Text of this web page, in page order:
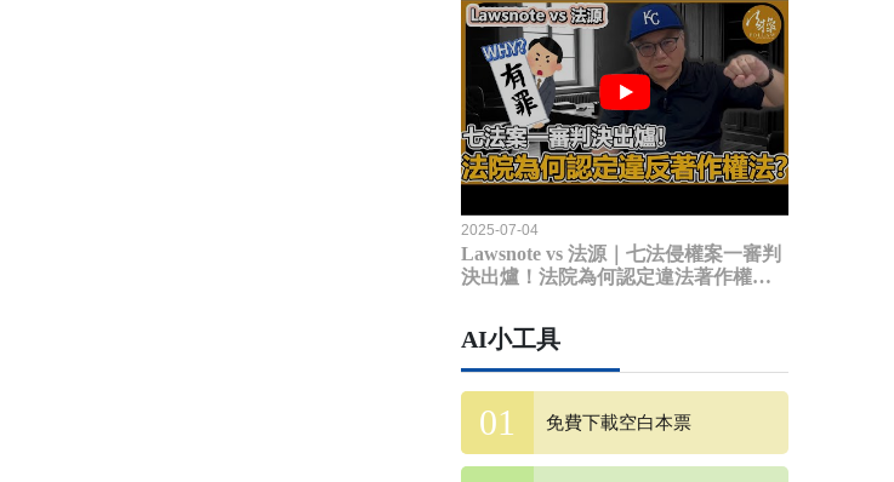
2025-07-04
Lawsnote vs 法源｜七法侵權案一審判
決出爐！法院為何認定違法著作權
AI小工具
免費下載空白本票